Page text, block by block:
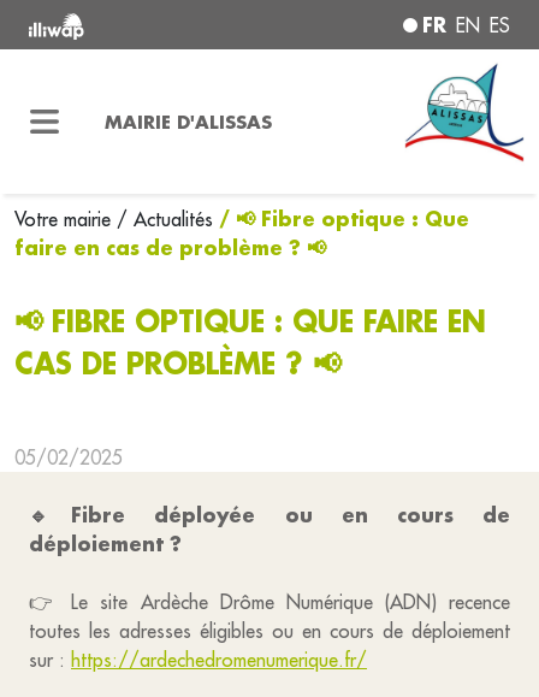
FR EN ES
MAIRIE D'ALISSAS
Votre mairie / Actualités / 📢 Fibre optique : Que
faire en cas de problème ? 📢
📢 FIBRE OPTIQUE : QUE FAIRE EN
CAS DE PROBLÈME ? 📢
05/02/2025
🔹 Fibre déployée ou en cours de
déploiement ?
👉 Le site Ardèche Drôme Numérique (ADN) recence
toutes les adresses éligibles ou en cours de déploiement
sur : https://ardechedromenumerique.fr/